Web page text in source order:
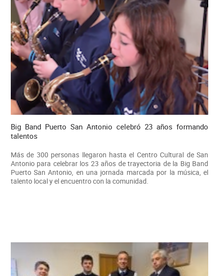
Big Band Puerto San Antonio celebró 23 años formando
talentos
Más de 300 personas llegaron hasta el Centro Cultural de San
Antonio para celebrar los 23 años de trayectoria de la Big Band
Puerto San Antonio, en una jornada marcada por la música, el
talento local y el encuentro con la comunidad.